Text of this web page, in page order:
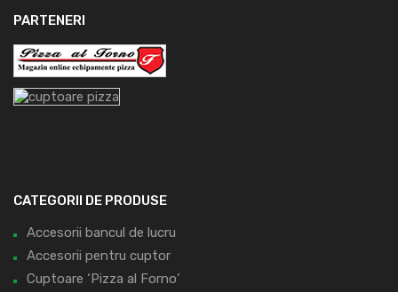
PARTENERI
CATEGORII DE PRODUSE
Accesorii bancul de lucru
Accesorii pentru cuptor
Cuptoare ‘Pizza al Forno’